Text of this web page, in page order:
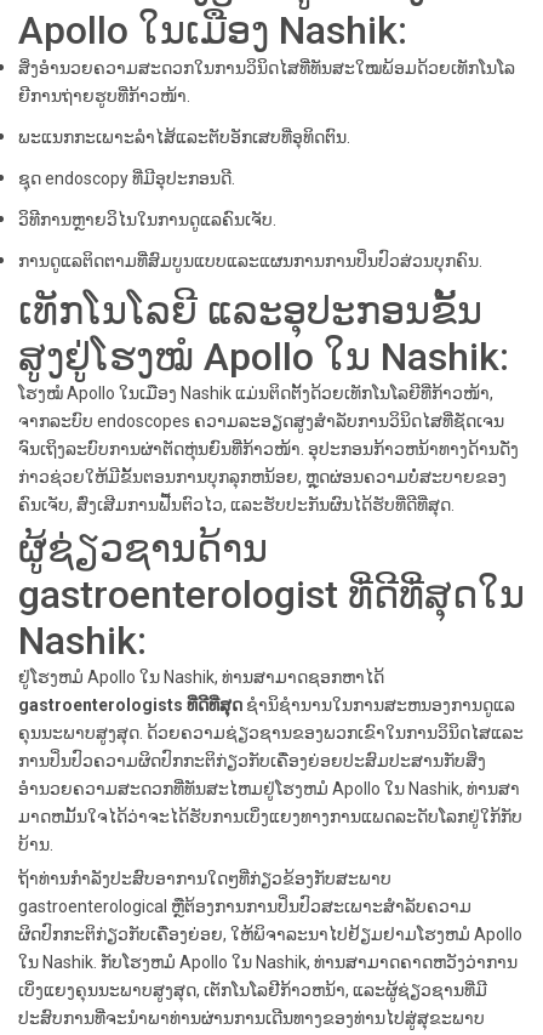
Apollo ໃນເມືອງ Nashik:
ສິ່ງອໍານວຍຄວາມສະດວກໃນການວິນິດໄສທີ່ທັນສະໃໝພ້ອມດ້ວຍເທັກໂນໂລ
ຍີການຖ່າຍຮູບທີ່ກ້າວໜ້າ.
ພະແນກກະເພາະລໍາໄສ້ແລະຕັບອັກເສບທີ່ອຸທິດຕົນ.
ຊຸດ endoscopy ທີ່ມີອຸປະກອນດີ.
ວິທີການຫຼາຍວິໄນໃນການດູແລຄົນເຈັບ.
ການດູແລຕິດຕາມທີ່ສົມບູນແບບແລະແຜນການການປິ່ນປົວສ່ວນບຸກຄົນ.
ເທັກໂນໂລຍີ ແລະອຸປະກອນຂັ້ນ
ສູງຢູ່ໂຮງໝໍ Apollo ໃນ Nashik:
ໂຮງໝໍ Apollo ໃນເມືອງ Nashik ແມ່ນຕິດຕັ້ງດ້ວຍເທັກໂນໂລຍີທີ່ກ້າວໜ້າ,
ຈາກລະບົບ endoscopes ຄວາມລະອຽດສູງສຳລັບການວິນິດໄສທີ່ຊັດເຈນ
ຈົນເຖິງລະບົບການຜ່າຕັດຫຸ່ນຍົນທີ່ກ້າວໜ້າ. ອຸປະກອນກ້າວຫນ້າທາງດ້ານດັ່ງ
ກ່າວຊ່ວຍໃຫ້ມີຂັ້ນຕອນການບຸກລຸກຫນ້ອຍ, ຫຼຸດຜ່ອນຄວາມບໍ່ສະບາຍຂອງ
ຄົນເຈັບ, ສົ່ງເສີມການຟື້ນຕົວໄວ, ແລະຮັບປະກັນຜົນໄດ້ຮັບທີ່ດີທີ່ສຸດ.
ຜູ້ຊ່ຽວຊານດ້ານ
gastroenterologist ທີ່ດີທີ່ສຸດໃນ
Nashik:
ຢູ່ໂຮງຫມໍ Apollo ໃນ Nashik, ທ່ານສາມາດຊອກຫາໄດ້
gastroenterologists ທີ່ດີທີ່ສຸດ ຊໍານິຊໍານານໃນການສະຫນອງການດູແລ
ຄຸນນະພາບສູງສຸດ. ດ້ວຍຄວາມຊ່ຽວຊານຂອງພວກເຂົາໃນການວິນິດໄສແລະ
ການປິ່ນປົວຄວາມຜິດປົກກະຕິກ່ຽວກັບເຄື່ອງຍ່ອຍປະສົມປະສານກັບສິ່ງ
ອໍານວຍຄວາມສະດວກທີ່ທັນສະໄຫມຢູ່ໂຮງຫມໍ Apollo ໃນ Nashik, ທ່ານສາ
ມາດຫມັ້ນໃຈໄດ້ວ່າຈະໄດ້ຮັບການເບິ່ງແຍງທາງການແພດລະດັບໂລກຢູ່ໃກ້ກັບ
ບ້ານ.
ຖ້າທ່ານກໍາລັງປະສົບອາການໃດໆທີ່ກ່ຽວຂ້ອງກັບສະພາບ
gastroenterological ຫຼືຕ້ອງການການປິ່ນປົວສະເພາະສໍາລັບຄວາມ
ຜິດປົກກະຕິກ່ຽວກັບເຄື່ອງຍ່ອຍ, ໃຫ້ພິຈາລະນາໄປຢ້ຽມຢາມໂຮງຫມໍ Apollo
ໃນ Nashik. ກັບໂຮງຫມໍ Apollo ໃນ Nashik, ທ່ານສາມາດຄາດຫວັງວ່າການ
ເບິ່ງແຍງຄຸນນະພາບສູງສຸດ, ເຕັກໂນໂລຢີກ້າວຫນ້າ, ແລະຜູ້ຊ່ຽວຊານທີ່ມີ
ປະສົບການທີ່ຈະນໍາພາທ່ານຜ່ານການເດີນທາງຂອງທ່ານໄປສູ່ສຸຂະພາບ